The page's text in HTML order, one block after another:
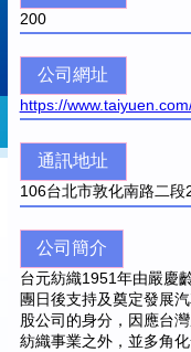
200
公司網址
https://
通訊地址
106台北市敦化南路二段
公司簡介
台元紡織1951年由嚴慶
團日後支持及奠定發展
股公司的身分，因應台
紡織事業之外，並多角